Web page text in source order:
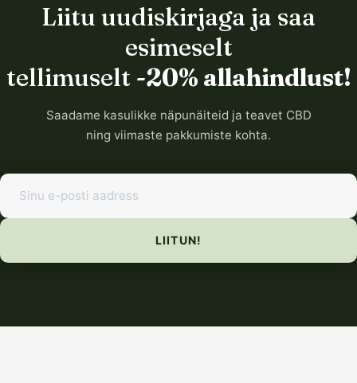
Liitu uudiskirjaga ja saa
esimeselt
tellimuselt -20% allahindlust!
Saadame kasulikke näpunäiteid ja teavet CBD
ning viimaste pakkumiste kohta.
LIITUN!